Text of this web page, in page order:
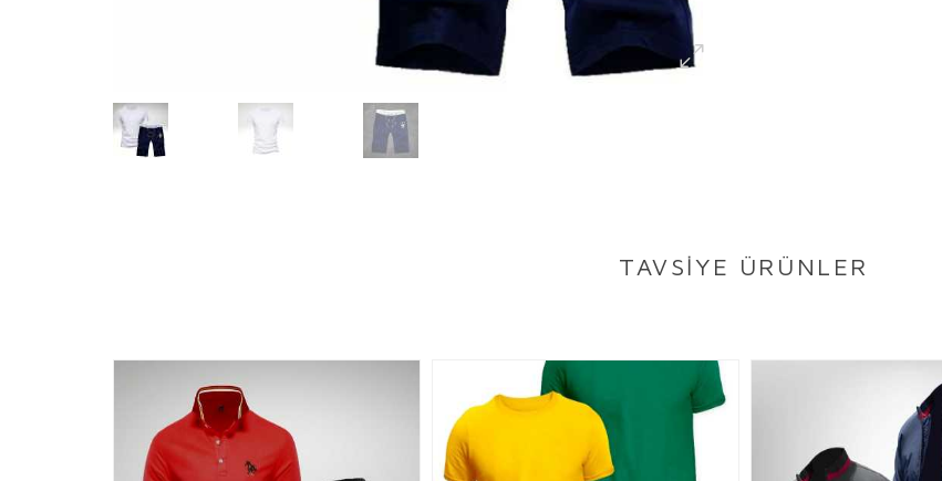
TAVSİYE ÜRÜNLER